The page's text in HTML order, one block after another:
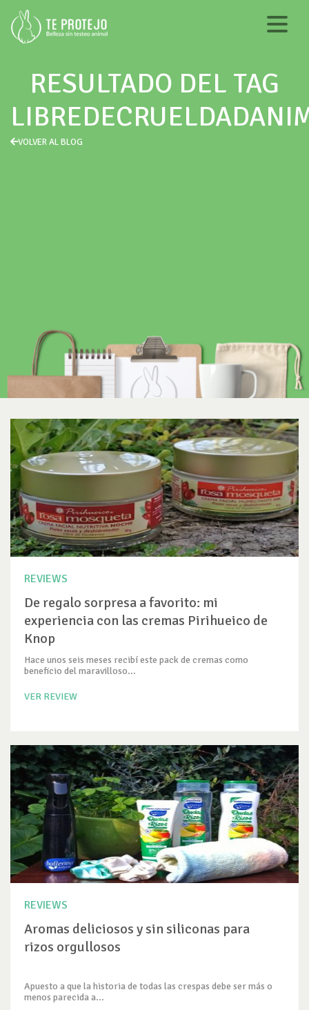
RESULTADO DEL TAG
VOLVER AL BLOG
REVIEWS
De regalo sorpresa a favorito: mi
experiencia con las cremas Pirihueico de
Knop
Hace unos seis meses recibí este pack de cremas como
beneficio del maravilloso...
VER REVIEW
REVIEWS
Aromas deliciosos y sin siliconas para
rizos orgullosos
Apuesto a que la historia de todas las crespas debe ser más o
menos parecida a...